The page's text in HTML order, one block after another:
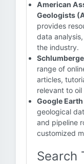
American
Geologists
provides
data
the industry.
range of
articles,
relevant to
Google
geological
and pipeline
customized
Search